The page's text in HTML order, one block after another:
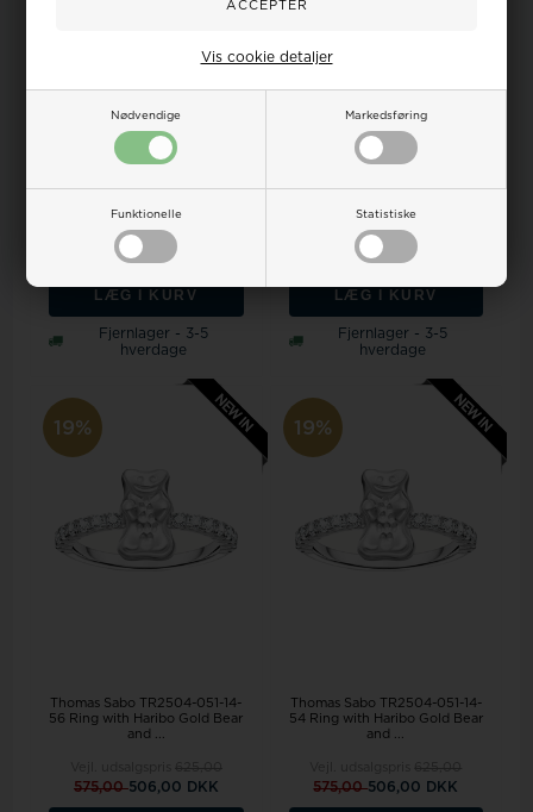
Nødvendige Markedsføring
Funktionelle Statistiske
Vis cookie detaljer
Vejl. udsalgspris
725,00 628,00 DKK
LÆG I KURV
Fjernlager - 3-5
hverdage
Vejl. udsalgspris
725,00 628,00 DKK
LÆG I KURV
Fjernlager - 3-5
hverdage
19%
Thomas Sabo TR2504-051-14-
56 Ring with Haribo Gold Bear
and ...
575,00506,00 DKK
19%
Thomas Sabo TR2504-051-14-
54 Ring with Haribo Gold Bear
and ...
575,00506,00 DKK